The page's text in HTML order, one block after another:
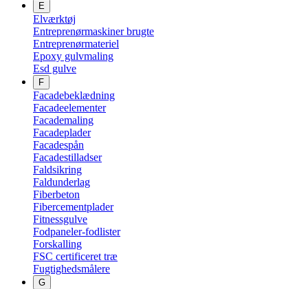
E
Elværktøj
Entreprenørmaskiner brugte
Entreprenørmateriel
Epoxy gulvmaling
Esd gulve
F
Facadebeklædning
Facadeelementer
Facademaling
Facadeplader
Facadespån
Facadestilladser
Faldsikring
Faldunderlag
Fiberbeton
Fibercementplader
Fitnessgulve
Fodpaneler-fodlister
Forskalling
FSC certificeret træ
Fugtighedsmålere
G